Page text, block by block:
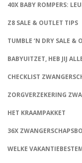
40X BABY ROMPERS:
Z8 SALE & OUTLET TIPS
TUMBLE ‘N DRY SALE &
BABYUITZET, HEB JIJ
CHECKLIST
ZORGVERZEKERING
HET KRAAMPAKKET
36X
WELKE